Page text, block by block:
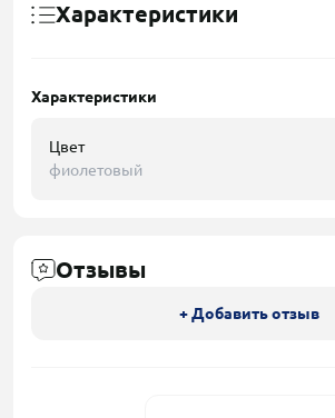
Характеристики
Характеристики
Цвет
фиолетовый
Отзывы
+ Добавить отзыв